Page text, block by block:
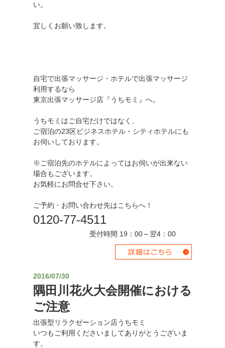
い。
宜しくお願い致します。
自宅で出張マッサージ・ホテルで出張マッサージ
利用するなら
東京出張マッサージ店『うちモミ』へ。
うちモミはご自宅だけではなく、
ご宿泊の23区ビジネスホテル・シティホテルにも
お伺いしております。
※ご宿泊先のホテルによってはお伺いが出来ない
場合もございます。
お気軽にお問合せ下さい。
ご予約・お問い合わせ先はこちらへ！
0120-77-4511
受付時間 19：00～翌4：00
2016/07/30
隅田川花火大会開催における
ご注意
出張型リラクゼーション店うちモミ
いつもご利用くださいましてありがとうございま
す。